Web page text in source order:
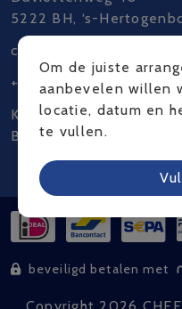
Om de juiste
aanbevelen willen
locatie, datum en
te vullen.
5222 BH, ‘s-
contact@chefstbl.com
+31 85 303 0203
KvK 78168147
BTW NL861288488B01
beveiligd betalen met